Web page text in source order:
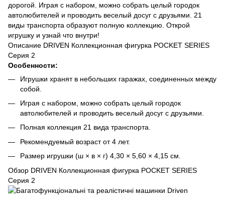
дорогой. Играя с набором, можно собрать целый городок
автолюбителей и проводить веселый досуг с друзьями. 21
виды транспорта образуют полную коллекцию. Открой
игрушку и узнай что внутри!
Описание DRIVEN Коллекционная фигурка POCKET SERIES
Серия 2
Особенности:
Игрушки хранят в небольших гаражах, соединенных между
собой.
Играя с набором, можно собрать целый городок
автолюбителей и проводить веселый досуг с друзьями.
Полная коллекция 21 вида транспорта.
Рекомендуемый возраст от 4 лет.
Размер игрушки (ш × в × г) 4,30 × 5,60 × 4,15 см.
Обзор DRIVEN Коллекционная фигурка POCKET SERIES
Серия 2